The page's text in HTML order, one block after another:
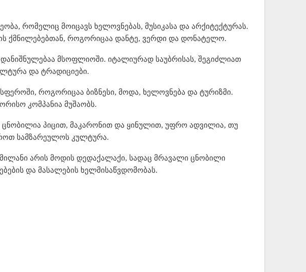
რომელიც მოიცავს ხელოვნებას, მუსიკასა და არქიტექტურას.
ქმნილებებთან, როგორიცაა დანტე, ვერდი და დონატელო.
მსოფლიოში. იტალიურად საუბრისას, შეგიძლიათ
და ტრადიციები.
როგორიცაა ბიზნესი, მოდა, ხელოვნება და ტურიზმი.
კომპანია მუშაობს.
პიცით, მაკარონით და ყინულით, უფრო ადვილია, თუ
სამზარეულოს კულტურა.
არის მოდის დედაქალაქი, სადაც მრავალი ცნობილი
და მასალების ხელმისაწვდომობას.